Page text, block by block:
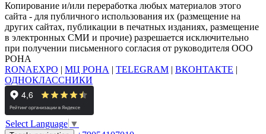
Копирование и/или переработка любых материалов этого
сайта - для публичного использования их (размещение на
других сайтах, публикации в печатных изданиях, размещение
в электронных СМИ и прочие) разрешается исключительно
при получении письменного согласия от руководителя ООО
РОНА
RONAEXPO
МЦ РОНА TELEGRAM ВКОНТАКТЕ
ОДНОКЛАССНИКИ
Select Language ▼